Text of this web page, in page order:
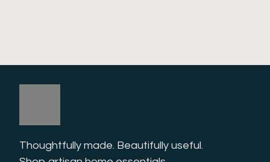
Thoughtfully made. Beautifully useful.